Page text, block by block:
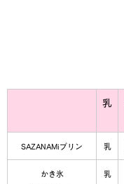
乳
SAZANAMiプリン 乳
かき氷
乳